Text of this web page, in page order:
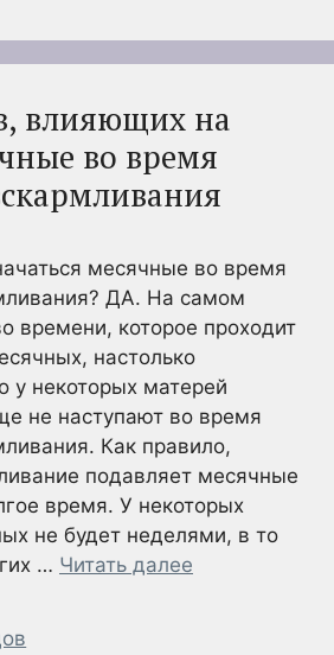
влияющих на
во время
месячные во время
ДА. На самом
времени, которое проходит
настолько
у некоторых матерей
не наступают во время
Как правило,
подавляет месячные
время. У некоторых
не будет неделями, в то
… Читать далее